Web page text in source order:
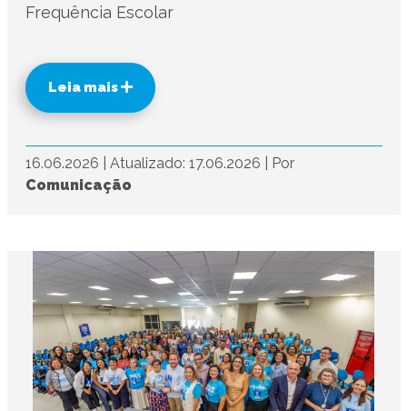
Frequência Escolar
Leia mais
16.06.2026 Atualizado: 17.06.2026
Por
Comunicação